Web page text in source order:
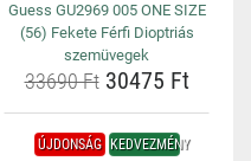
Guess GU2969 005 ONE SIZE
(56) Fekete Férfi Dioptriás
szemüvegek
33690 Ft30475 Ft
ÚJDONSÁG KEDVEZMÉNY